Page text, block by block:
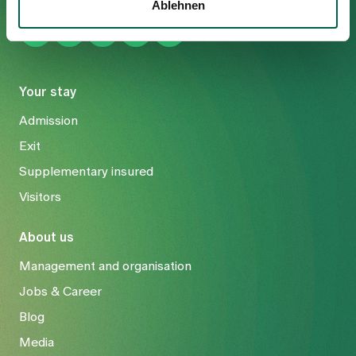
Ablehnen
Your stay
Admission
Exit
Supplementary insured
Visitors
About us
Management and organisation
Jobs & Career
Blog
Media